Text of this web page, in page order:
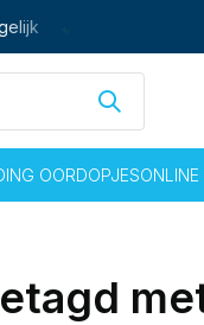
OORDOPJESONLINE